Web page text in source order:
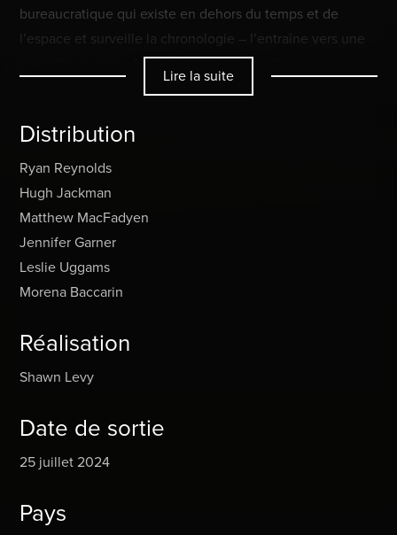
bureaucratique qui existe en dehors du temps et de
l’espace et surveille la chronologie – l’entraîne vers une
nouvelle mission. Alors que son univers d’origine est
mission qui changera l’histoire de l’univers
cinématographique Marvel (MCU).
Lire la suite
Distribution
Ryan Reynolds
Hugh Jackman
Matthew MacFadyen
Jennifer Garner
Leslie Uggams
Morena Baccarin
Réalisation
Shawn Levy
Date de sortie
25 juillet 2024
Pays